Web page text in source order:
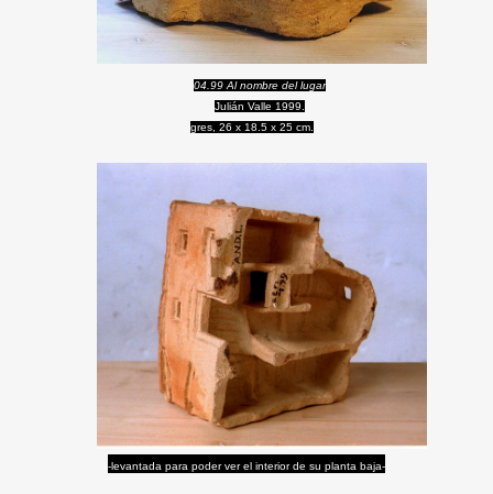
04.99 Al nombre del lugar
Julián Valle 1999.
gres, 26 x 18.5 x 25 cm.
-levantada para poder ver el interior de su planta baja-